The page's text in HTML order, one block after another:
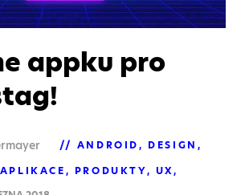
appku pro
ANDROID
DESIGN
PRODUKTY
UX